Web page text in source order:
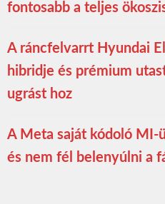
fontosabb a teljes
A ráncfelvarrt Hyundai
hibridje és prémium
ugrást hoz
A Meta saját kódoló MI-
és nem fél belenyúlni a